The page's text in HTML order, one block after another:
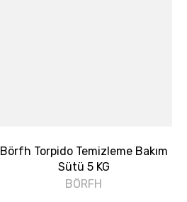
Börfh Torpido Temizleme Bakım
Sütü 5 KG
BÖRFH